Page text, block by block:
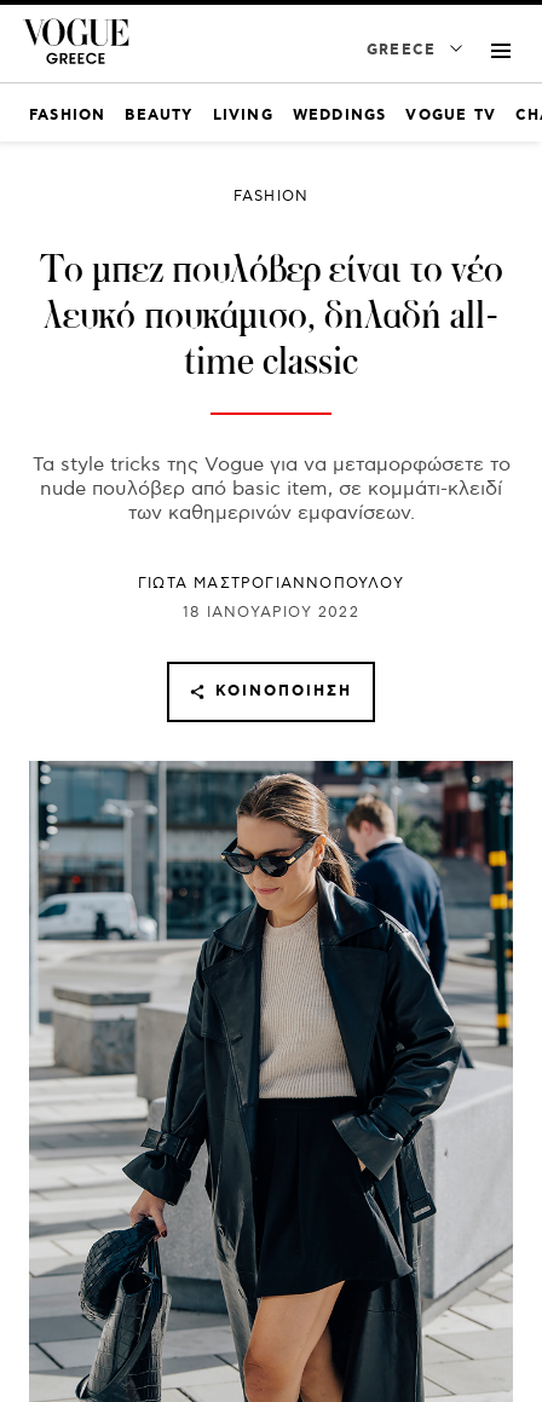
GREECE
FASHION BEAUTY LIVING WEDDINGS VOGUE TV
FASHION
Το μπεζ πουλόβερ είναι το νέο
λευκό πουκάμισο, δηλαδή all-
time classic
Τα style tricks της Vogue για να μεταμορφώσετε το
nude πουλόβερ από basic item, σε κομμάτι-κλειδί
των καθημερινών εμφανίσεων.
ΓΙΩΤΑ ΜΑΣΤΡΟΓΙΑΝΝΟΠΟΥΛΟΥ
18 ΙΑΝΟΥΑΡΊΟΥ 2022
ΚΟΙΝΟΠΟΊΗΣΗ